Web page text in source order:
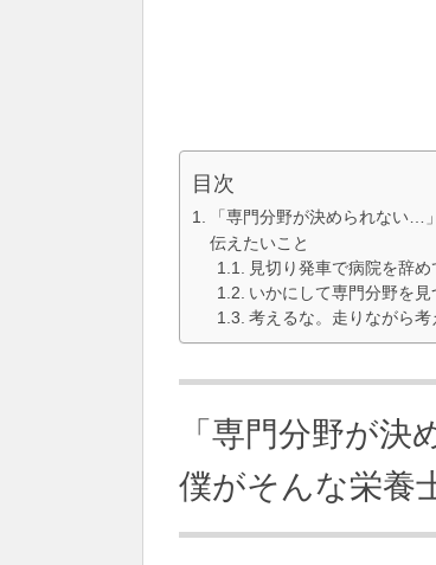
目次
「専門分野が決められない…
伝えたいこと
見切り発車で病院を辞め
いかにして専門分野を見
考えるな。走りながら考
「専門分野が
僕がそんな栄養